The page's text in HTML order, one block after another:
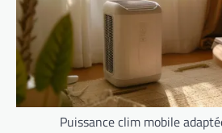
Puissance clim mobile